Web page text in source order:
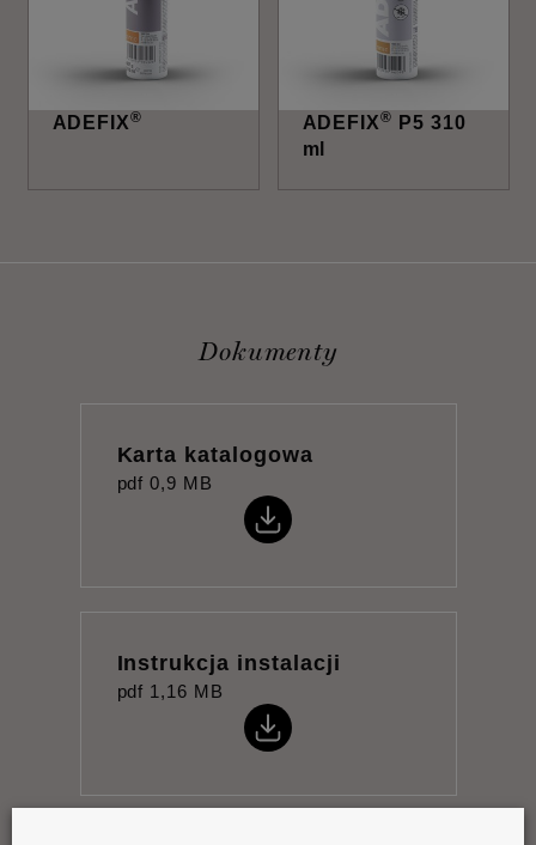
ADEFIX® ADEFIX®
P5 310
ml
Dokumenty
Karta katalogowa
pdf 0,9 MB
Instrukcja instalacji
pdf 1,16 MB